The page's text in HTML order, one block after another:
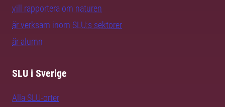
vill rapportera om naturen
är verksam inom SLU:s sektorer
är alumn
SLU i Sverige
Alla SLU-orter